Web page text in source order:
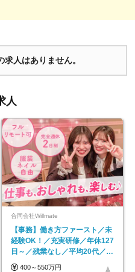
人はありません。
人
合同会社Willmate
【事務】働き方ファースト／未
経験OK！／充実研修／年休127
日～／残業なし／平均20代／リ
モートOK
400～550万円